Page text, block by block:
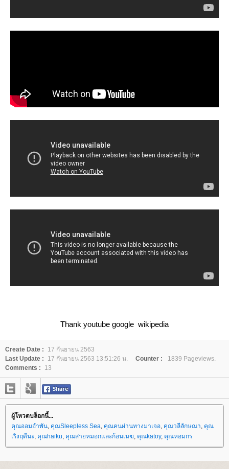
Thank youtube google wikipedia
Create Date :
17 กันยายน 2563
Last Update :
17 กันยายน 2563 13:51:26 น. Counter :
1839 Pageviews.
Comments :
13
ผู้โหวตบล็อกนี้...
คุณออมอำพัน, คุณSleepless Sea, คุณคนผ่านทางมาเจอ, คุณวลีลักษณา, คุณ
เริงฤดีนะ, คุณhaiku, คุณสายหมอกและก้อนเมฆ, คุณkatoy, คุณหอมกร